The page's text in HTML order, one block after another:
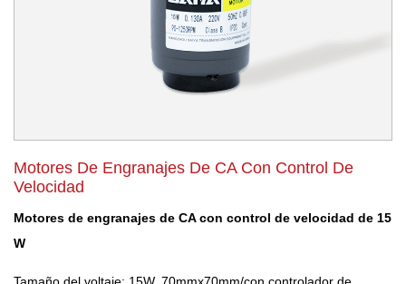
Motores De Engranajes De CA Con Control De
Velocidad
Motores de engranajes de CA con control de velocidad de 15
W